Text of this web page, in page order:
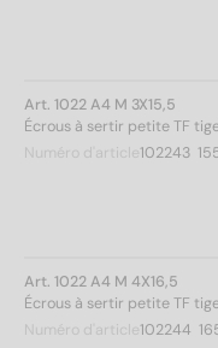
Art. 1022 A4 M 3X15,5
Écrous à sertir petite TF
Numéro d'article 102243
Art. 1022 A4 M 4X16,5
Écrous à sertir petite TF
Numéro d'article 102244